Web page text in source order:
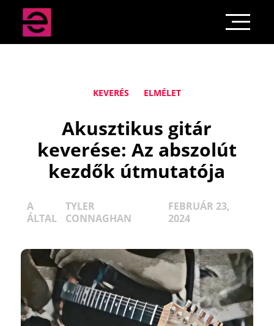
KEVERÉS ELMÉLET
Akusztikus gitár
keverése: Az abszolút
kezdők útmutatója
A
ÁLTAL
TYLER
CONNAGHAN
FEBRUÁR 23,
2024